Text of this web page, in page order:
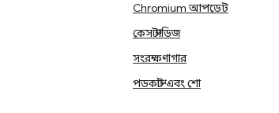
Chromium আপডেট
কেস স্টাডিজ
সংরক্ষণাগার
পডকাস্ট এবং শো